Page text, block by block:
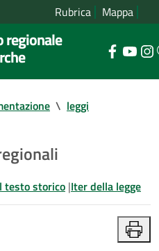
Rubrica Mappa
regionale
\ leggi
testo storico |Iter della legge